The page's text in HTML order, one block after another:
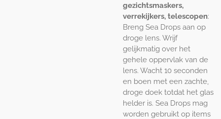
gezichtsmaskers,
verrekijkers, telescopen:
Breng Sea Drops aan op
droge lens. Wrijf
gelijkmatig over het
gehele oppervlak van de
lens. Wacht 10 seconden
en boen met een zachte,
droge doek totdat het glas
helder is. Sea Drops mag
worden gebruikt op items